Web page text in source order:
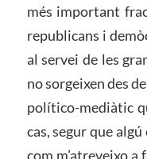
més important
republicans i
al servei de les
no sorgeixen des
político-mediàtic
cas, segur que
com m’atreveixo